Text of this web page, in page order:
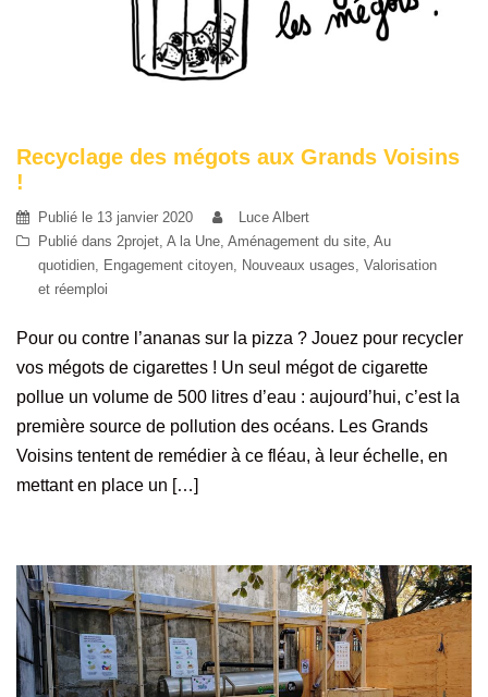
Recyclage des mégots aux Grands Voisins
!
Publié le 13 janvier 2020
Luce Albert
Publié dans 2projet, A la Une, Aménagement du site, Au
quotidien, Engagement citoyen, Nouveaux usages, Valorisation
et réemploi
Pour ou contre l’ananas sur la pizza ? Jouez pour recycler
vos mégots de cigarettes ! Un seul mégot de cigarette
pollue un volume de 500 litres d’eau : aujourd’hui, c’est la
première source de pollution des océans. Les Grands
Voisins tentent de remédier à ce fléau, à leur échelle, en
mettant en place un […]